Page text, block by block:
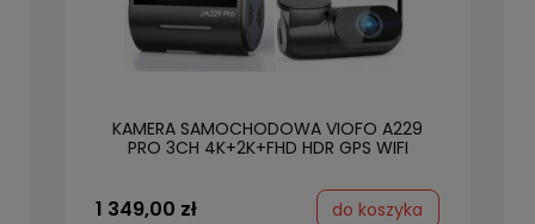
KAMERA SAMOCHODOWA VIOFO A229
PRO 3CH 4K+2K+FHD HDR GPS WIFI
1 349,00 zł do koszyka